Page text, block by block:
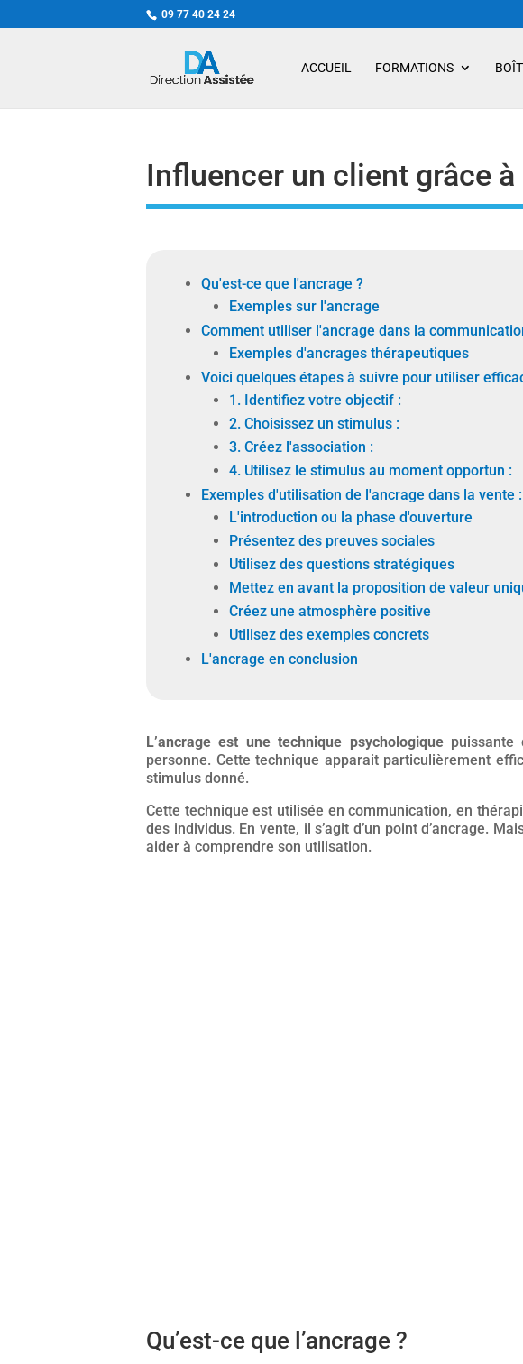
09 77 40 24 24
ACCUEIL FORMATIONS
Influencer un client grâce à
Qu'est-ce que l'ancrage ?
Exemples sur l'ancrage
Comment utiliser l'ancrage dans la
Exemples d'ancrages thérapeutiques
Voici quelques étapes à suivre pour utiliser
1. Identifiez votre objectif :
2. Choisissez un stimulus :
3. Créez l'association :
4. Utilisez le stimulus au moment opportun :
Exemples d'utilisation de l'ancrage dans la vente :
L'introduction ou la phase d'ouverture
Présentez des preuves sociales
Utilisez des questions stratégiques
Mettez en avant la proposition de valeur
Créez une atmosphère positive
Utilisez des exemples concrets
L'ancrage en conclusion
L’ancrage est une technique psychologiquepuissante
personne. Cette technique apparait particulièrement
stimulus donné.
Cette technique est utilisée en communication, en
des individus. En vente, il s’agit d’un point d’ancrage.
aider à comprendre son utilisation.
Qu’est-ce que l’ancrage ?